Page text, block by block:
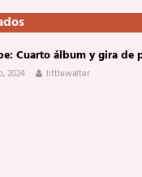
Cuarto álbum y gira de
2024 littlewalter